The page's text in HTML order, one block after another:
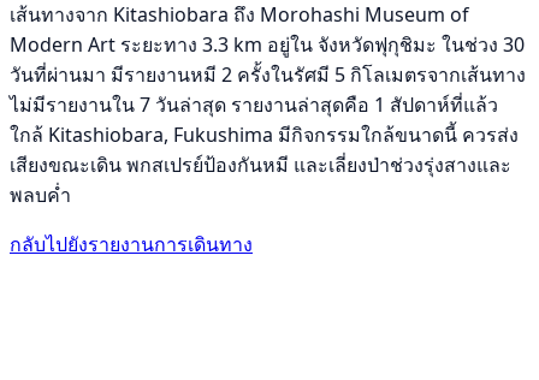
เส้นทางจาก Kitashiobara ถึง Morohashi Museum of
Modern Art ระยะทาง 3.3 km อยู่ใน จังหวัดฟุกุชิมะ ในช่วง 30
วันที่ผ่านมา มีรายงานหมี 2 ครั้งในรัศมี 5 กิโลเมตรจากเส้นทาง
ไม่มีรายงานใน 7 วันล่าสุด รายงานล่าสุดคือ 1 สัปดาห์ที่แล้ว
ใกล้ Kitashiobara, Fukushima มีกิจกรรมใกล้ขนาดนี้ ควรส่ง
เสียงขณะเดิน พกสเปรย์ป้องกันหมี และเลี่ยงป่าช่วงรุ่งสางและ
พลบค่ำ
กลับไปยังรายงานการเดินทาง